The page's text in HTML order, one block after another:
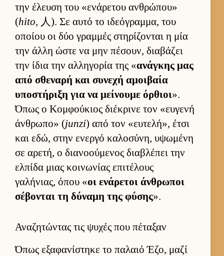
την έλευση του «ενάρετου αν­θρώπου»
(hito, 人). Σε αυτό το ιδεόγραμ­μα, του
οποίου οι δύο γραμ­μές στηρίζονται η μία
την άλλη ώστε να μην πέσουν, δια­βάζει
την ίδια την αλ­ληγορία της «ανάγκης μας
από σθεναρή και συνεχή αμοι­βαία
υποστήριξη για να μεί­νουμε όρ­θιοι».
Όπως ο Κομ­φού­κιος διέκρινε τον «ευ­γενή
άν­θρωπο» (junzi) από τον «ευ­τελή», έτσι
και εδώ, στην ενεργό καλοσύνη, υψωμένη
σε αρετή, ο δια­νοού­μενος δια­βλέπει την
ελ­πίδα μιας κοι­νωνίας επιτέλους
γαλήνιας, όπου «οι ενάρετοι άν­θρωποι
σέβονται τη δύναμη της φύσης».
Αναζητώντας τις ψυχές που πέταξαν
Όπως εξαφανίστηκε το παλαιό Έζο, μαζί